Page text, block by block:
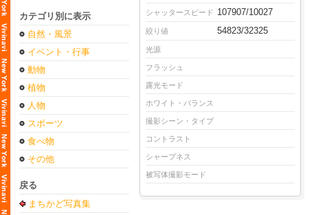
カテゴリ別に表示
自然・風景
イベント・行事
動物
植物
人物
スポーツ
食べ物
その他
戻る
まちかど写真集
シャッタースピード 107907/10027
絞り値 54823/32325
光源
フラッシュ
露光モード
ホワイト・バランス
撮影シーン・タイプ
コントラスト
シャープネス
被写体撮影モード